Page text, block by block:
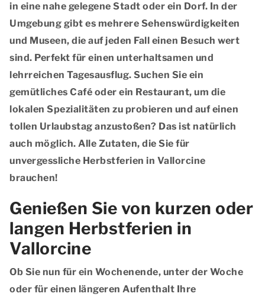
in eine nahe gelegene Stadt oder ein Dorf. In der
Umgebung gibt es mehrere Sehenswürdigkeiten
und Museen, die auf jeden Fall einen Besuch wert
sind. Perfekt für einen unterhaltsamen und
lehrreichen Tagesausflug. Suchen Sie ein
gemütliches Café oder ein Restaurant, um die
lokalen Spezialitäten zu probieren und auf einen
tollen Urlaubstag anzustoßen? Das ist natürlich
auch möglich. Alle Zutaten, die Sie für
unvergessliche Herbstferien in Vallorcine
brauchen!
Genießen Sie von kurzen oder
langen Herbstferien in
Vallorcine
Ob Sie nun für ein Wochenende, unter der Woche
oder für einen längeren Aufenthalt Ihre